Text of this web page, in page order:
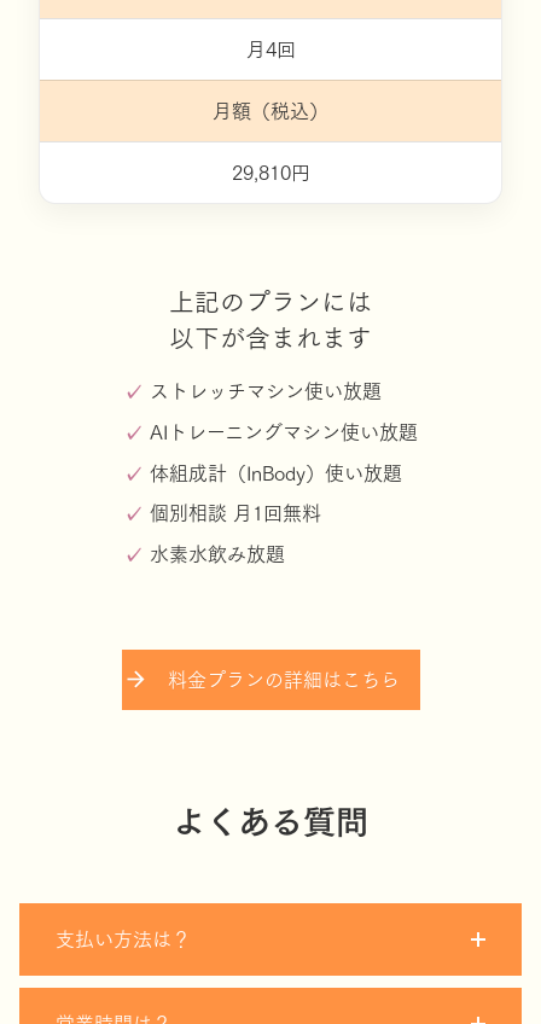
月4回
月額（税込）
29,810円
上記のプランには
以下が含まれます
ストレッチマシン使い放題
AIトレーニングマシン使い放題
体組成計（InBody）使い放題
個別相談 月1回無料
水素水飲み放題
料金プランの詳細はこちら
よくある質問
支払い方法は？